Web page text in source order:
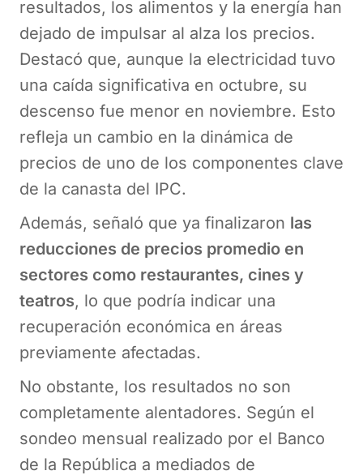
resultados, los alimentos y la energía han
dejado de impulsar al alza los precios.
Destacó que, aunque la electricidad tuvo
una caída significativa en octubre, su
descenso fue menor en noviembre. Esto
refleja un cambio en la dinámica de
precios de uno de los componentes clave
de la canasta del IPC.
Además, señaló que ya finalizaron las
reducciones de precios promedio en
sectores como restaurantes, cines y
teatros, lo que podría indicar una
recuperación económica en áreas
previamente afectadas.
No obstante, los resultados no son
completamente alentadores. Según el
sondeo mensual realizado por el Banco
de la República a mediados de